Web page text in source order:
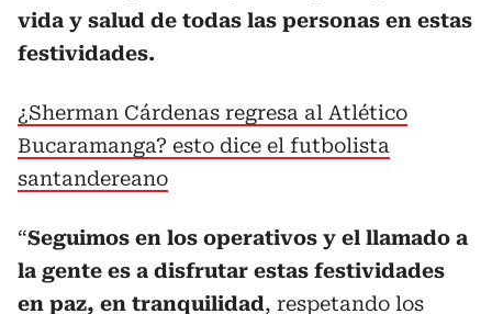
vida y salud de todas las personas en estas
festividades.
¿Sherman Cárdenas regresa al Atlético
Bucaramanga? esto dice el futbolista
santandereano
“Seguimos en los operativos y el llamado a
la gente es a disfrutar estas festividades
en paz, en tranquilidad, respetando los